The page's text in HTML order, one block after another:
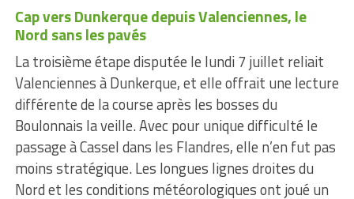
Cap vers Dunkerque depuis Valenciennes, le
Nord sans les pavés
La troisième étape disputée le lundi 7 juillet reliait
Valenciennes à Dunkerque, et elle offrait une lecture
différente de la course après les bosses du
Boulonnais la veille. Avec pour unique difficulté le
passage à Cassel dans les Flandres, elle n’en fut pas
moins stratégique. Les longues lignes droites du
Nord et les conditions météorologiques ont joué un